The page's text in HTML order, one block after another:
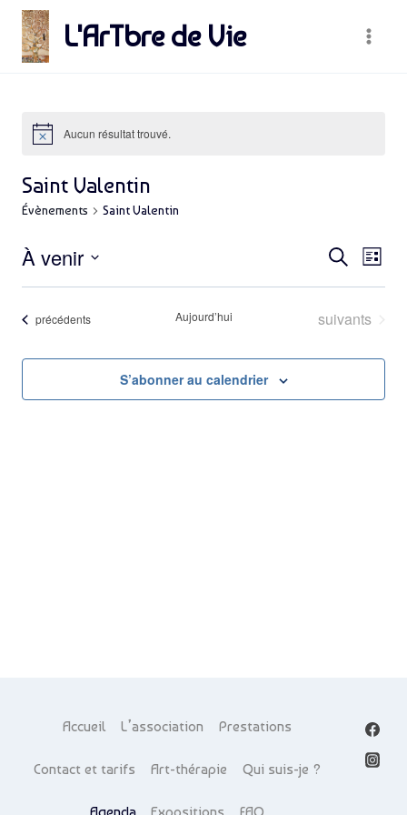
Skip
content
L'ArTbre de Vie
Aucun résultat trouvé.
Saint Valentin
Évènements Saint Valentin
et
Recherche
de
Liste
À venir
Sélectionnez
Évènements
précédents Aujourd’hui Évènements
suivants
S’abonner au calendrier
Accueil L’association Prestations
Contact et tarifs Art-thérapie Qui suis-je ?